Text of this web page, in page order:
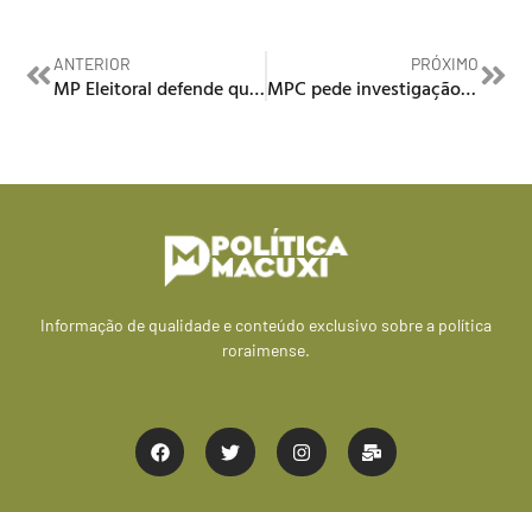
ANTERIOR
MP Eleitoral defende que Arthur Henrique volte à campanha enquanto registro estiver sub judice
PRÓXIMO
MPC pede investigação sobre R$ 500 milhões gastos em drenagem em Boa Vista
Informação de qualidade e conteúdo exclusivo sobre a política
roraimense.